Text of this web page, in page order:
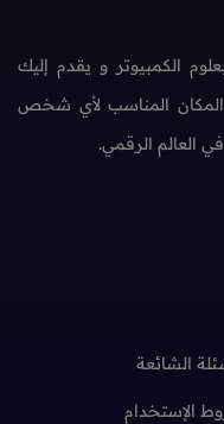
الكمبيوتر و يقدم إليك
المناسب لأي شخص
العالم الرقمي.
الشائعة
الإستخدام